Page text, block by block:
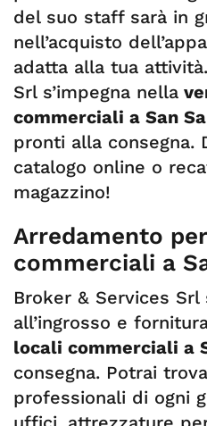
del suo staff sarà in
nell’acquisto
adatta alla tua
Srl s’impegna nella
commerciali a San
pronti alla consegna.
catalogo online o
magazzino!
Arredamento
commerciali a
Broker & Services
all’ingrosso e
locali commerciali a
consegna. Potrai
professionali di ogni